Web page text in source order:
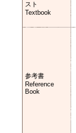
スト
Textbook
参考書
Reference
Book